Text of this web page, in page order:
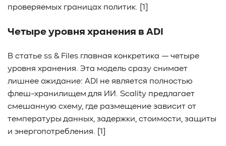
проверяемых границах политик. [1]
Четыре уровня хранения в ADI
В статье ss & Files главная конкретика — четыре
уровня хранения. Эта модель сразу снимает
лишнее ожидание: ADI не является полностью
флеш-хранилищем для ИИ. Scality предлагает
смешанную схему, где размещение зависит от
температуры данных, задержки, стоимости, защиты
и энергопотребления. [1]